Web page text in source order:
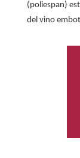
(poliespan)
del vino